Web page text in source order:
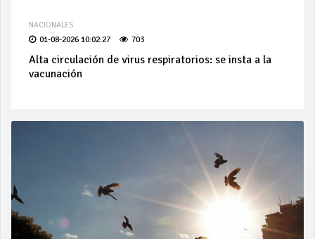
NACIONALES
01-08-2026 10:02:27 703
Alta circulación de virus respiratorios: se insta a la
vacunación